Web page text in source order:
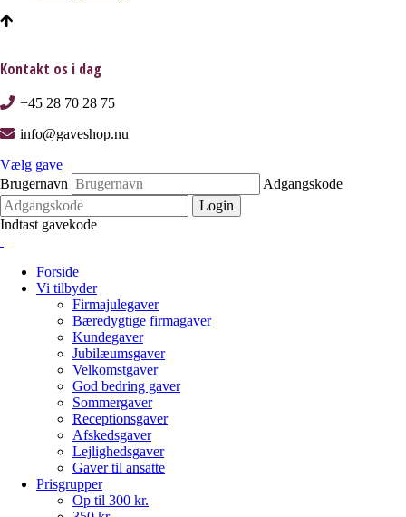
Kontakt os i dag
+45 28 70 28 75
info@gaveshop.nu
Vælg gave
Brugernavn
Adgangskode
Login
Indtast gavekode
Forside
Vi tilbyder
Firmajulegaver
Bæredygtige firmagaver
Kundegaver
Jubilæumsgaver
Velkomstgaver
God bedring gaver
Sommergaver
Receptionsgaver
Afskedsgaver
Lejlighedsgaver
Gaver til ansatte
Prisgrupper
Op til 300 kr.